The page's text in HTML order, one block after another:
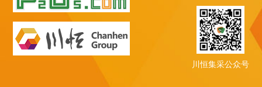
川恒集采公众号